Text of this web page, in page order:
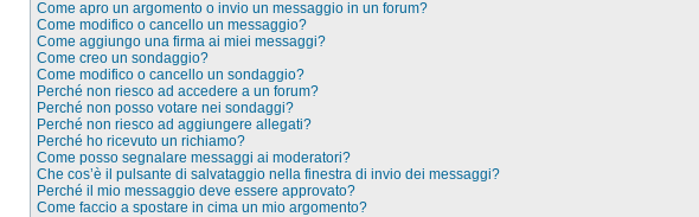
Come apro un argomento o invio un messaggio in un forum?
Come modifico o cancello un messaggio?
Come aggiungo una firma ai miei messaggi?
Come creo un sondaggio?
Come modifico o cancello un sondaggio?
Perché non riesco ad accedere a un forum?
Perché non posso votare nei sondaggi?
Perché non riesco ad aggiungere allegati?
Perché ho ricevuto un richiamo?
Come posso segnalare messaggi ai moderatori?
Che cos’è il pulsante di salvataggio nella finestra di invio dei messaggi?
Perché il mio messaggio deve essere approvato?
Come faccio a spostare in cima un mio argomento?